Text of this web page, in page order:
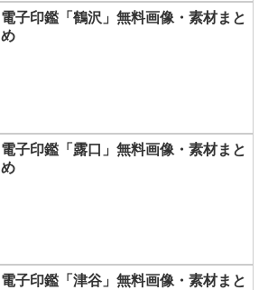
電子印鑑「鶴沢」無料画像・素材まと
め
電子印鑑「露口」無料画像・素材まと
め
電子印鑑「津谷」無料画像・素材まと